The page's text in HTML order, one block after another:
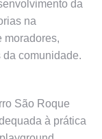
da
na
moradores,
comunidade.
São Roque
à prática